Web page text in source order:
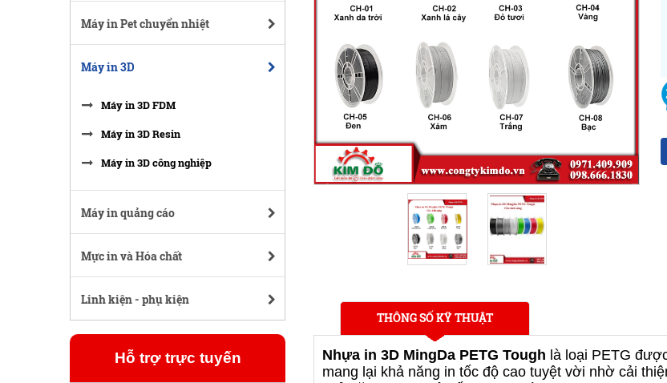
Máy in Pet chuyển nhiệt
Máy in 3D
Máy in 3D FDM
Máy in 3D Resin
Máy in 3D công nghiệp
Máy in quảng cáo
Mực in và Hóa chất
Linh kiện - phụ kiện
Hỗ trợ trực tuyến
THÔNG SỐ KỸ THUẬT
Nhựa in 3D MingDa PETG Tough là loại PETG
mang lại khả năng in tốc độ cao tuyệt vời nhờ cải